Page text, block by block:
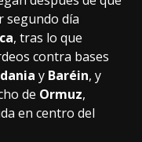
segundo día
, tras lo que
contra bases
y Baréin, y
de Ormuz,
en centro del